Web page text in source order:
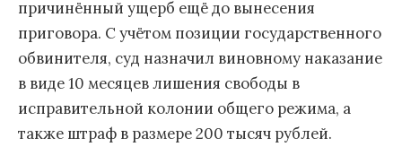
причинённый ущерб ещё до вынесения
приговора. С учётом позиции государственного
обвинителя, суд назначил виновному наказание
в виде 10 месяцев лишения свободы в
исправительной колонии общего режима, а
также штраф в размере 200 тысяч рублей.